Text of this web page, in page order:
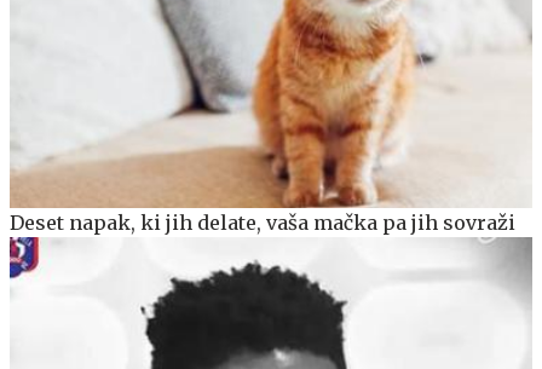
Deset napak, ki jih delate, vaša mačka pa jih sovraži